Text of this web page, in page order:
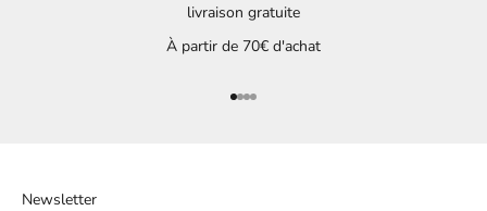
livraison gratuite
À partir de 70€ d'achat
Aller à l'élément 1
Aller à l'élément 2
Aller à l'élément 3
Aller à l'élément 4
Newsletter